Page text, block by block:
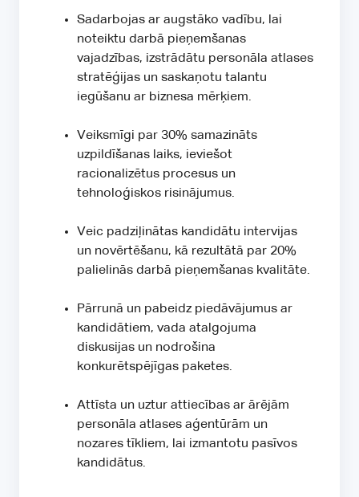
Sadarbojas ar augstāko vadību, lai
noteiktu darbā pieņemšanas
vajadzības, izstrādātu personāla atlases
stratēģijas un saskaņotu talantu
iegūšanu ar biznesa mērķiem.
Veiksmīgi par 30% samazināts
uzpildīšanas laiks, ieviešot
racionalizētus procesus un
tehnoloģiskos risinājumus.
Veic padziļinātas kandidātu intervijas
un novērtēšanu, kā rezultātā par 20%
palielinās darbā pieņemšanas kvalitāte.
Pārrunā un pabeidz piedāvājumus ar
kandidātiem, vada atalgojuma
diskusijas un nodrošina
konkurētspējīgas paketes.
Attīsta un uztur attiecības ar ārējām
personāla atlases aģentūrām un
nozares tīkliem, lai izmantotu pasīvos
kandidātus.